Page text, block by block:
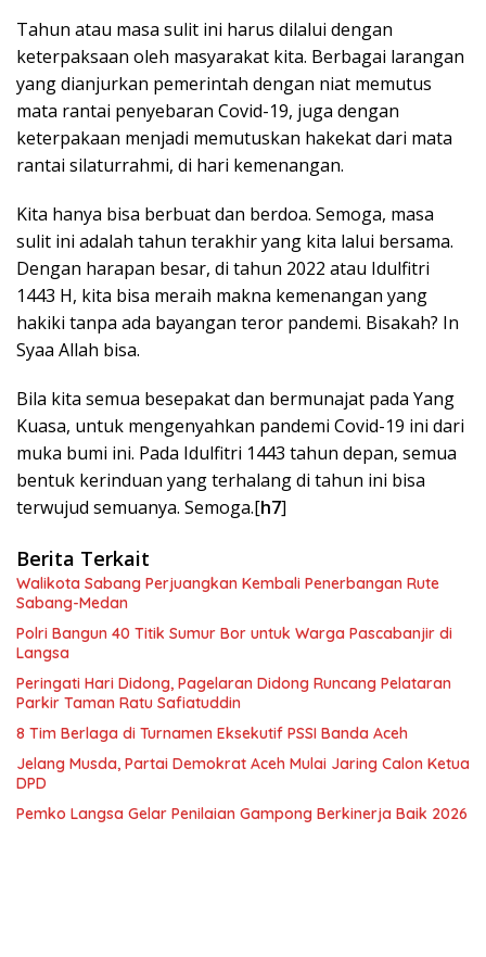
Tahun atau masa sulit ini harus dilalui dengan
keterpaksaan oleh masyarakat kita. Berbagai larangan
yang dianjurkan pemerintah dengan niat memutus
mata rantai penyebaran Covid-19, juga dengan
keterpakaan menjadi memutuskan hakekat dari mata
rantai silaturrahmi, di hari kemenangan.
Kita hanya bisa berbuat dan berdoa. Semoga, masa
sulit ini adalah tahun terakhir yang kita lalui bersama.
Dengan harapan besar, di tahun 2022 atau Idulfitri
1443 H, kita bisa meraih makna kemenangan yang
hakiki tanpa ada bayangan teror pandemi. Bisakah? In
Syaa Allah bisa.
Bila kita semua besepakat dan bermunajat pada Yang
Kuasa, untuk mengenyahkan pandemi Covid-19 ini dari
muka bumi ini. Pada Idulfitri 1443 tahun depan, semua
bentuk kerinduan yang terhalang di tahun ini bisa
terwujud semuanya. Semoga.[h7]
Berita Terkait
Walikota Sabang Perjuangkan Kembali Penerbangan Rute
Sabang-Medan
Polri Bangun 40 Titik Sumur Bor untuk Warga Pascabanjir di
Langsa
Peringati Hari Didong, Pagelaran Didong Runcang Pelataran
Parkir Taman Ratu Safiatuddin
8 Tim Berlaga di Turnamen Eksekutif PSSI Banda Aceh
Jelang Musda, Partai Demokrat Aceh Mulai Jaring Calon Ketua
DPD
Pemko Langsa Gelar Penilaian Gampong Berkinerja Baik 2026